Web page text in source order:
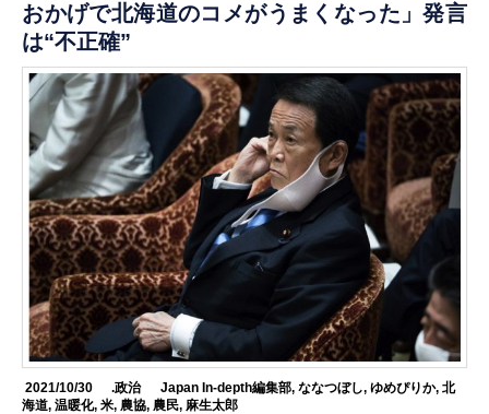
おかげで北海道のコメがうまくなった」発言
は“不正確”
2021/10/30 .政治 Japan In-depth編集部, ななつぼし, ゆめぴりか, 北
海道,温暖化,米, 農協, 農民, 麻生太郎